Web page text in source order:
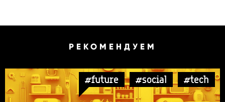
РЕКОМЕНДУЕМ
#future #social #tech